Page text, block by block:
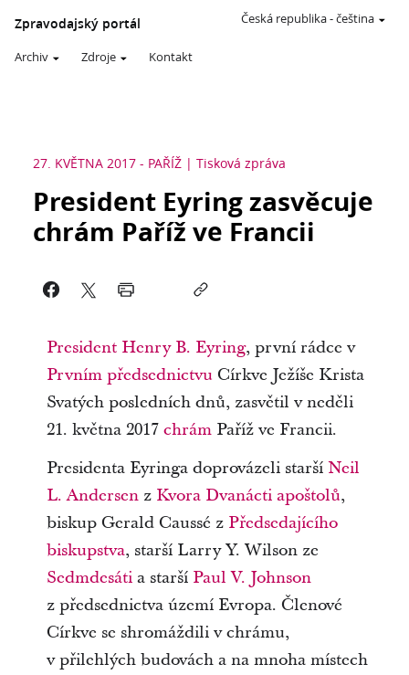
Zpravodajský portál
Archiv Zdroje Kontakt
Česká republika-čeština
27. KVĚTNA 2017 - PAŘÍŽ Tisková zpráva
President Eyring zasvěcuje
chrám Paříž ve Francii
President Henry B. Eyring, první rádce v
Prvním předsednictvu Církve Ježíše Krista
Svatých posledních dnů, zasvětil v neděli
21. května 2017 chrámPaříž ve Francii.
Presidenta Eyringa doprovázeli starší Neil
L. Andersenz Kvora Dvanácti apoštolů,
biskup Gerald Caussé z Předsedajícího
biskupstva, starší Larry Y. Wilson ze
Sedmdesátia starší Paul V. Johnson
z předsednictva území Evropa. Členové
Církve se shromáždili v chrámu,
v přilehlých budovách a na mnoha místech